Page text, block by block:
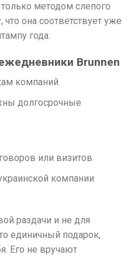
методом слепого
она соответствует уже
года.
Brunnen
компаний
долгосрочные
или визитов
компании
раздачи и не для
единичный подарок,
Его не вручают